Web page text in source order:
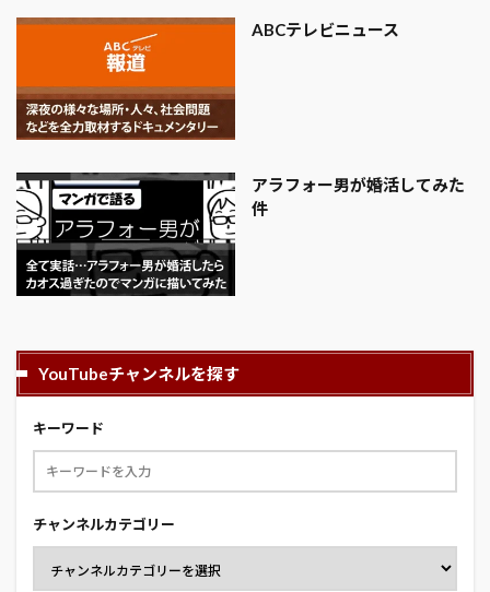
ABCテレビニュース
アラフォー男が婚活してみた
件
YouTubeチャンネルを探す
キーワード
チャンネルカテゴリー